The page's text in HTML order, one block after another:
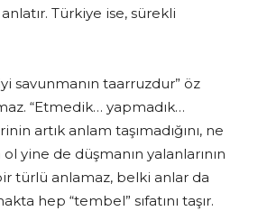
anlatır. Türkiye ise, sürekli
savunmanın taarruzdur” öz
“Etmedik… yapmadık…
artık anlam taşımadığını, ne
yine de düşmanın yalanlarının
türlü anlamaz, belki anlar da
hep “tembel” sıfatını taşır.